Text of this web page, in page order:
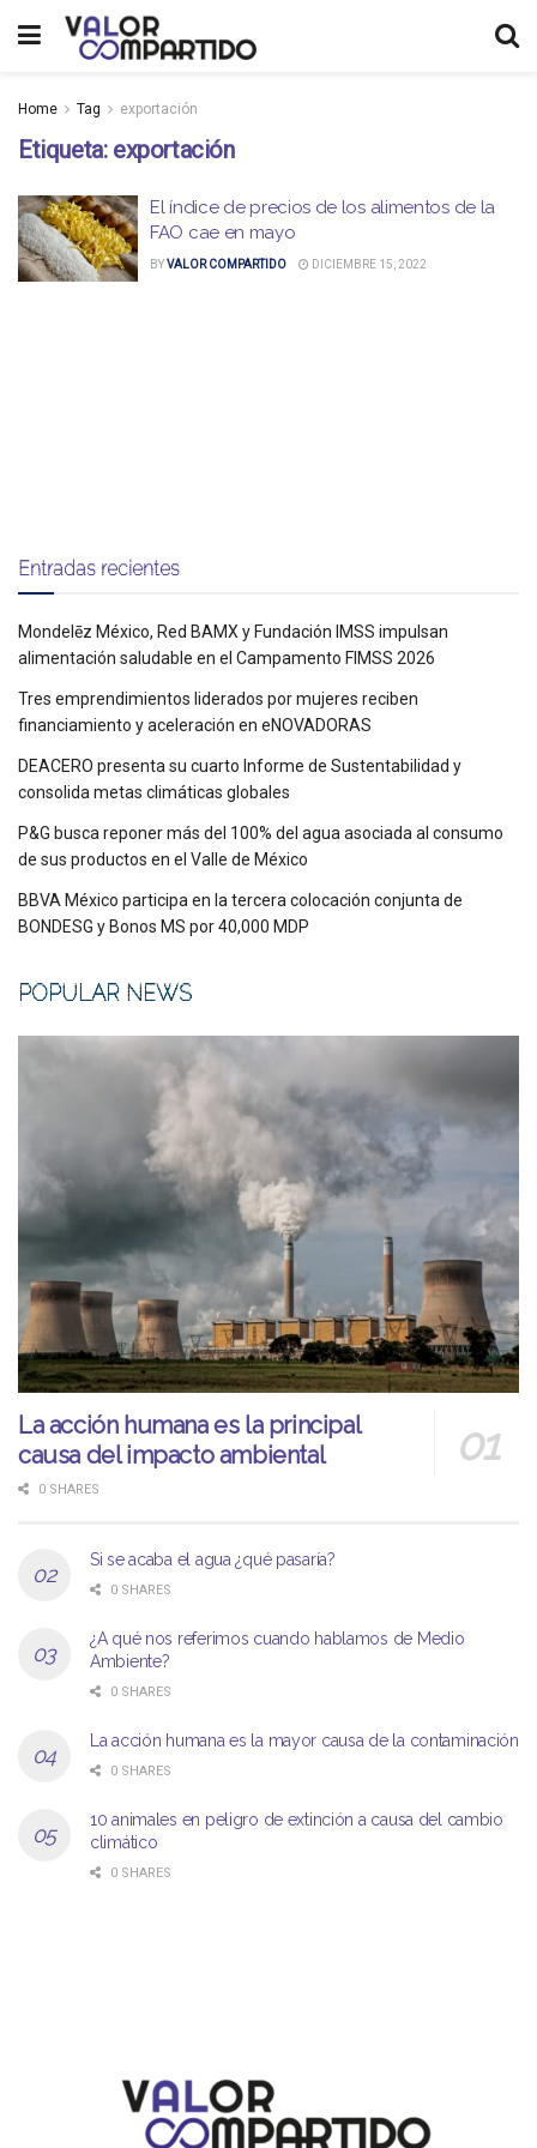
Home Tag exportación
Etiqueta: exportación
El índice de precios de los alimentos de la
FAO cae en mayo
BYVALOR COMPARTIDO DICIEMBRE 15, 2022
Entradas recientes
Mondelēz México, Red BAMX y Fundación IMSS impulsan
alimentación saludable en el Campamento FIMSS 2026
Tres emprendimientos liderados por mujeres reciben
financiamiento y aceleración en eNOVADORAS
DEACERO presenta su cuarto Informe de Sustentabilidad y
consolida metas climáticas globales
P&G busca reponer más del 100% del agua asociada al consumo
de sus productos en el Valle de México
BBVA México participa en la tercera colocación conjunta de
BONDESG y Bonos MS por 40,000 MDP
POPULAR NEWS
La acción humana es la principal
causa del impacto ambiental
0 SHARES
Si se acaba el agua ¿qué pasaría?
0 SHARES
¿A qué nos referimos cuando hablamos de Medio
Ambiente?
0 SHARES
La acción humana es la mayor causa de la contaminación
0 SHARES
10 animales en peligro de extinción a causa del cambio
climático
0 SHARES